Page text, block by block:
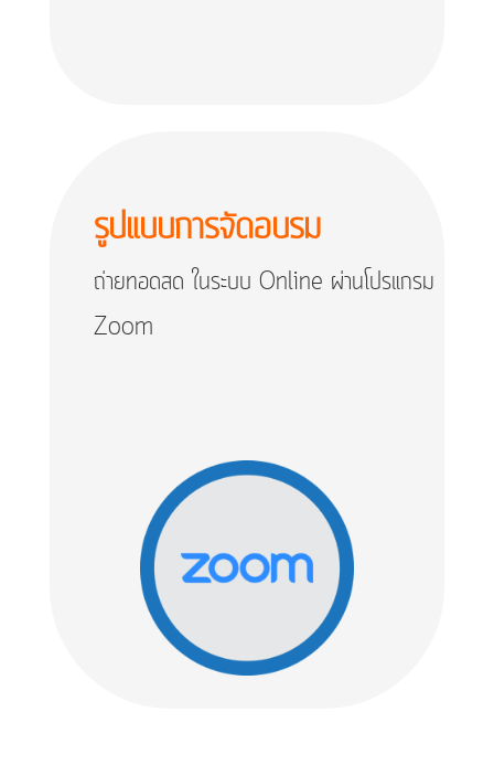
รูปแบบการจัดอบรม
ถ่ายทอดสด ในระบบ Online ผ่านโปรแกรม
Zoom